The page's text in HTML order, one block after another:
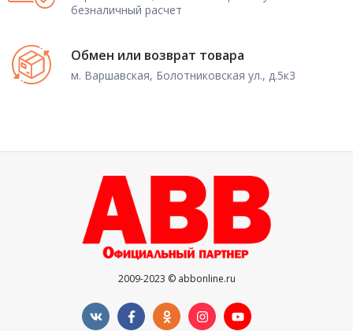
безналичный расчет
Обмен или возврат товара
м. Варшавская, Болотниковская ул., д.5к3
2009-2023 © abbonline.ru